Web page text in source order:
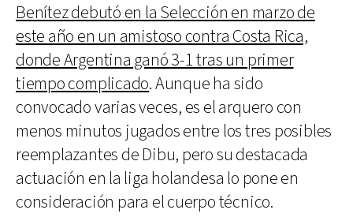
Benítez debutó en la Selección en marzo de
este año en un amistoso contra Costa Rica,
donde Argentina ganó 3-1 tras un primer
tiempo complicado. Aunque ha sido
convocado varias veces, es el arquero con
menos minutos jugados entre los tres posibles
reemplazantes de Dibu, pero su destacada
actuación en la liga holandesa lo pone en
consideración para el cuerpo técnico.